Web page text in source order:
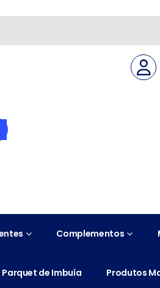
Complementos
Parquet de Imbuía Produtos